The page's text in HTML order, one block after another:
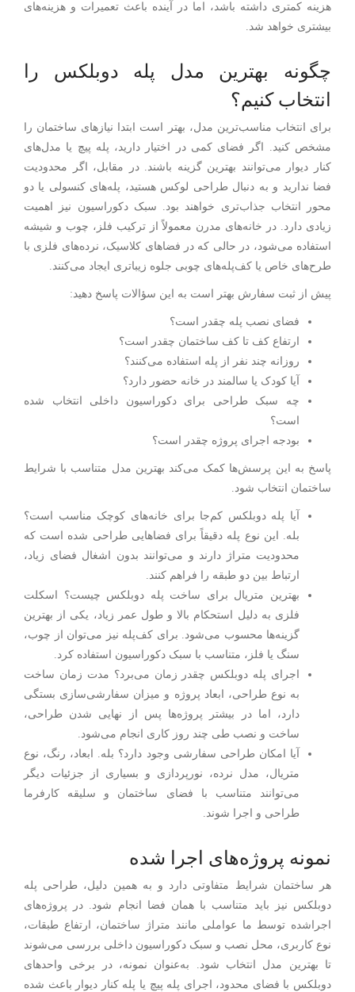
هزینه کمتری داشته باشد، اما در آینده باعث تعمیرات و هزینه‌های
بیشتری خواهد شد.
چگونه بهترین مدل پله دوبلکس را
انتخاب کنیم؟
برای انتخاب مناسب‌ترین مدل، بهتر است ابتدا نیازهای ساختمان را
مشخص کنید. اگر فضای کمی در اختیار دارید، پله پیچ یا مدل‌های
کنار دیوار می‌توانند بهترین گزینه باشند. در مقابل، اگر محدودیت
فضا ندارید و به دنبال طراحی لوکس هستید، پله‌های کنسولی یا دو
محور انتخاب جذاب‌تری خواهند بود. سبک دکوراسیون نیز اهمیت
زیادی دارد. در خانه‌های مدرن معمولاً از ترکیب فلز، چوب و شیشه
استفاده می‌شود، در حالی که در فضاهای کلاسیک، نرده‌های فلزی با
طرح‌های خاص یا کف‌پله‌های چوبی جلوه زیباتری ایجاد می‌کنند.
پیش از ثبت سفارش بهتر است به این سؤالات پاسخ دهید:
فضای نصب پله چقدر است؟
ارتفاع کف تا کف ساختمان چقدر است؟
روزانه چند نفر از پله استفاده می‌کنند؟
آیا کودک یا سالمند در خانه حضور دارد؟
چه سبک طراحی برای دکوراسیون داخلی انتخاب شده
است؟
بودجه اجرای پروژه چقدر است؟
پاسخ به این پرسش‌ها کمک می‌کند بهترین مدل متناسب با شرایط
ساختمان انتخاب شود.
آیا پله دوبلکس کم‌جا برای خانه‌های کوچک مناسب است؟
بله. این نوع پله دقیقاً برای فضاهایی طراحی شده است که
محدودیت متراژ دارند و می‌توانند بدون اشغال فضای زیاد،
ارتباط بین دو طبقه را فراهم کنند.
بهترین متریال برای ساخت پله دوبلکس چیست؟ اسکلت
فلزی به دلیل استحکام بالا و طول عمر زیاد، یکی از بهترین
گزینه‌ها محسوب می‌شود. برای کف‌پله نیز می‌توان از چوب،
سنگ یا فلز، متناسب با سبک دکوراسیون استفاده کرد.
اجرای پله دوبلکس چقدر زمان می‌برد؟ مدت زمان ساخت
به نوع طراحی، ابعاد پروژه و میزان سفارشی‌سازی بستگی
دارد، اما در بیشتر پروژه‌ها پس از نهایی شدن طراحی،
ساخت و نصب طی چند روز کاری انجام می‌شود.
آیا امکان طراحی سفارشی وجود دارد؟ بله. ابعاد، رنگ، نوع
متریال، مدل نرده، نورپردازی و بسیاری از جزئیات دیگر
می‌توانند متناسب با فضای ساختمان و سلیقه کارفرما
طراحی و اجرا شوند.
نمونه پروژه‌های اجرا شده
هر ساختمان شرایط متفاوتی دارد و به همین دلیل، طراحی پله
دوبلکس نیز باید متناسب با همان فضا انجام شود. در پروژه‌های
اجراشده توسط ما عواملی مانند متراژ ساختمان، ارتفاع طبقات،
نوع کاربری، محل نصب و سبک دکوراسیون داخلی بررسی می‌شوند
تا بهترین مدل انتخاب شود. به‌عنوان نمونه، در برخی واحدهای
دوبلکس با فضای محدود، اجرای پله پیچ یا پله کنار دیوار باعث شده